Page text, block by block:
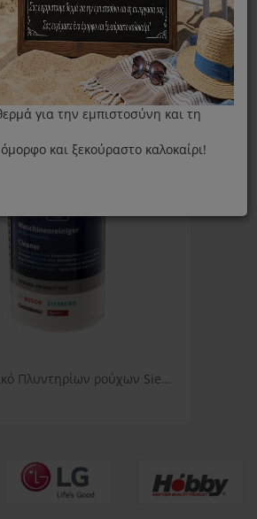
Καθαριστικό Πλυντηρίων ρούχων Siemens
για την εμπιστοσύνη και τη
και ξεκούραστο καλοκαίρι!